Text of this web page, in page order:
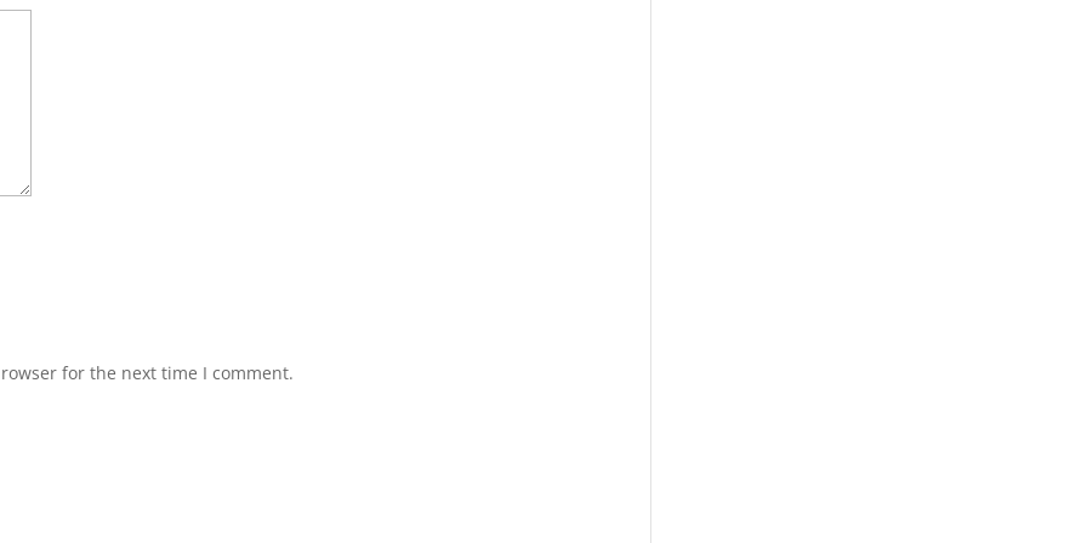
for the next time I comment.